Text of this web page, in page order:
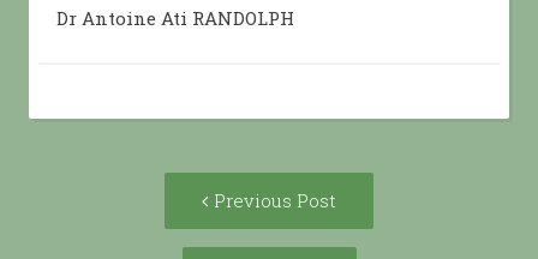
Dr Antoine Ati RANDOLPH
Previous Post
post: